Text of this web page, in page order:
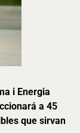
i Energia
a 45
que sirvan